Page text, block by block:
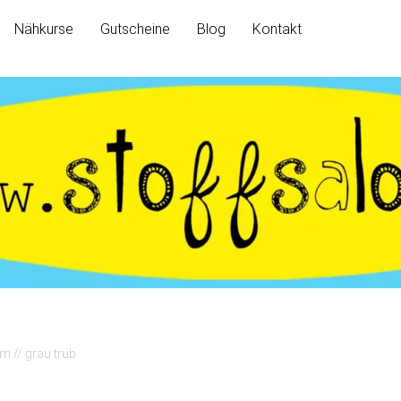
Nähkurse Gutscheine Blog Kontakt
// grau trüb